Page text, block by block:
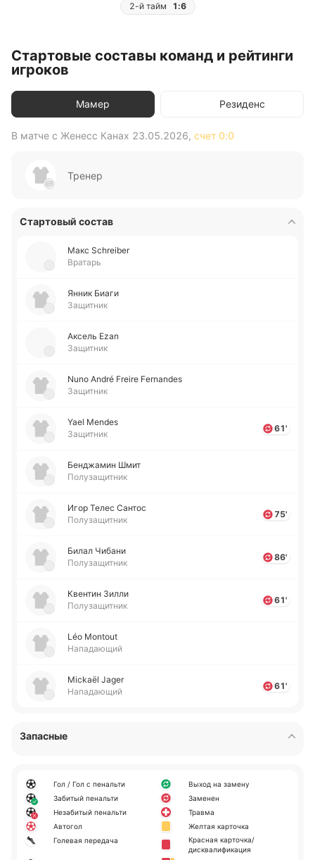
2-й тайм 1:6
Стартовые составы команд и рейтинги
игроков
Мамер Резиденс
В матче с Женесс Канах 23.05.2026, счет 0:0
Тренер
Стартовый состав
Макс Schreiber
Вратарь
Янник Биаги
Защитник
Аксель Ezan
Защитник
Nuno André Freire Fernandes
Защитник
Yael Mendes
Защитник
61'
Бе­нджа­мин Шмит
Полузащитник
Игор Телес Сантос
Полузащитник
75'
Билал Чибани
Полузащитник
86'
Кве­нтин Зилли
Полузащитник
61'
Léo Montout
Нападающий
Mickaël Jager
Нападающий
61'
Запасные
Гол / Гол с пенальти
Забитый пенальти
Незабитый пенальти
Автогол
Голевая передача
Выход на замену
Заменен
Травма
Желтая карточка
Красная карточка/
дисквалификация